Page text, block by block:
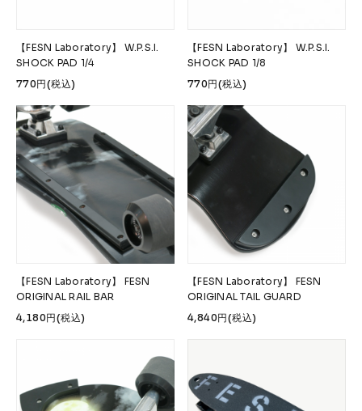
【FESN Laboratory】 W.P.S.I.
SHOCK PAD 1/4
770円(税込)
【FESN Laboratory】 W.P.S.I.
SHOCK PAD 1/8
770円(税込)
【FESN Laboratory】 FESN
ORIGINAL RAIL BAR
4,180円(税込)
【FESN Laboratory】 FESN
ORIGINAL TAIL GUARD
4,840円(税込)